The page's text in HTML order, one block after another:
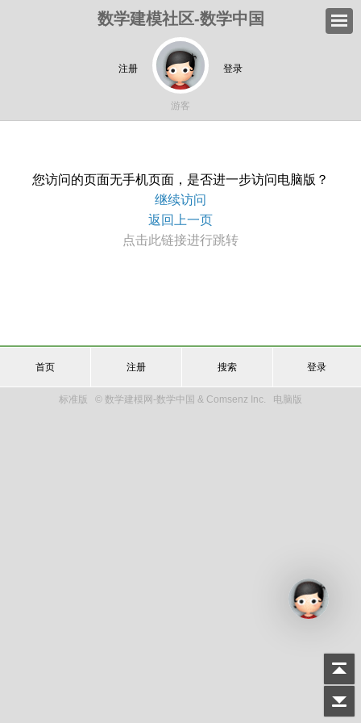
数学建模社区-数学中国
注册 登录
游客
您访问的页面无手机页面，是否进一步访问电脑版？
继续访问
返回上一页
点击此链接进行跳转
首页 注册 搜索 登录
标准版 © 数学建模网-数学中国 & Comsenz Inc. 电脑版